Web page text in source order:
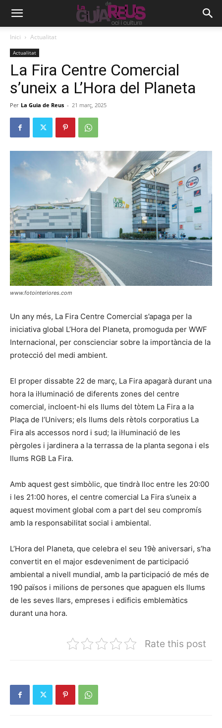
Inici Actualitat
Actualitat
La Fira Centre Comercial
s’uneix a L’Hora del Planeta
Per La Guia de Reus - 21 març, 2025
www.fotointeriores.com
Un any més, La Fira Centre Comercial s’apaga per la
iniciativa global L’Hora del Planeta, promoguda per WWF
Internacional, per conscienciar sobre la importància de la
protecció del medi ambient.
El proper dissabte 22 de març, La Fira apagarà durant una
hora la il·luminació de diferents zones del centre
comercial, incloent-hi els llums del tòtem La Fira a la
Plaça de l’Univers; els llums dels rètols corporatius La
Fira als accessos nord i sud; la il·luminació de les
pèrgoles i jardinera a la terrassa de la planta segona i els
llums RGB La Fira.
Amb aquest gest simbòlic, que tindrà lloc entre les 20:00
i les 21:00 hores, el centre comercial La Fira s’uneix a
aquest moviment global com a part del seu compromís
amb la responsabilitat social i ambiental.
L’Hora del Planeta, que celebra el seu 19è aniversari, s’ha
convertit en el major esdeveniment de participació
ambiental a nivell mundial, amb la participació de més de
190 països i milions de persones que apaguen els llums
de les seves llars, empreses i edificis emblemàtics
durant una hora.
Rate this post